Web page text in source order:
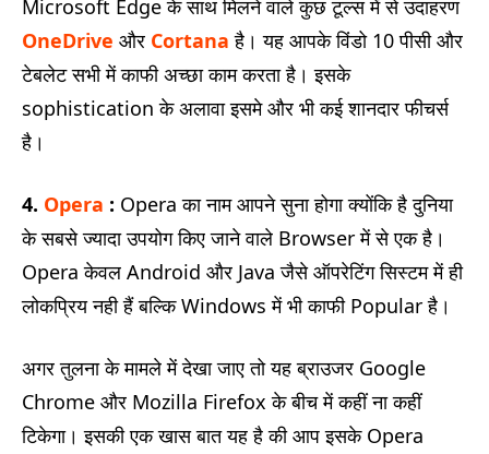
Microsoft Edge के साथ मिलने वाले कुछ टूल्स में से उदाहरण
OneDrive और Cortana है। यह आपके विंडो 10 पीसी और
टेबलेट सभी में काफी अच्छा काम करता है। इसके
sophistication के अलावा इसमे और भी कई शानदार फीचर्स
है।
4. Opera : Opera का नाम आपने सुना होगा क्योंकि है दुनिया
के सबसे ज्यादा उपयोग किए जाने वाले Browser में से एक है।
Opera केवल Android और Java जैसे ऑपरेटिंग सिस्टम में ही
लोकप्रिय नही हैं बल्कि Windows में भी काफी Popular है।
अगर तुलना के मामले में देखा जाए तो यह ब्राउजर Google
Chrome और Mozilla Firefox के बीच में कहीं ना कहीं
टिकेगा। इसकी एक खास बात यह है की आप इसके Opera